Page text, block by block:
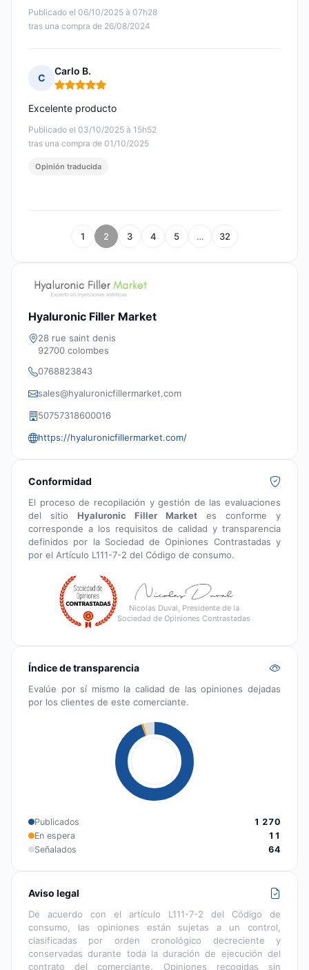
Publicado el 06/10/2025 à 07h28
tras una compra de 26/08/2024
C
Carlo B.
Nota: 5 de 5
Publicado el 03/10/2025 à 15h52
tras una compra de 01/10/2025
Excelente producto
Opinión traducida
1 2 3 4 5 … 32
Hyaluronic Filler Market
28 rue saint denis
92700 colombes
0768823843
sales@hyaluronicfillermarket.com
50757318600016
https://hyaluronicfillermarket.com/
Conformidad
El proceso de recopilación y gestión de las evaluaciones
del sitio Hyaluronic Filler Market es conforme y
corresponde a los requisitos de calidad y transparencia
definidos por la Sociedad de Opiniones Contrastadas y
por el Artículo L111-7-2 del Código de consumo.
Nicolas Duval, Presidente de la
Sociedad de Opiniones Contrastadas
Índice de transparencia
Evalúe por sí mismo la calidad de las opiniones dejadas
por los clientes de este comerciante.
Publicados
1 270
En espera
11
Señalados
64
Aviso legal
De acuerdo con el artículo L111-7-2 del Código de
consumo, las opiniones están sujetas a un control,
clasificadas por orden cronológico decreciente y
conservadas durante toda la duración de ejecución del
contrato del comerciante. Opiniones recogidas sin